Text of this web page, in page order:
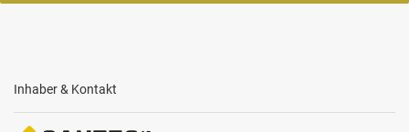
Inhaber & Kontakt